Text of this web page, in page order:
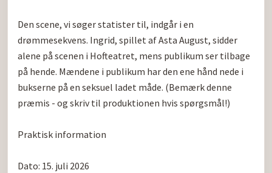
Den scene, vi søger statister til, indgår i en
drømmesekvens. Ingrid, spillet af Asta August, sidder
alene på scenen i Hofteatret, mens publikum ser tilbage
på hende. Mændene i publikum har den ene hånd nede i
bukserne på en seksuel ladet måde. (Bemærk denne
præmis - og skriv til produktionen hvis spørgsmål!)
Praktisk information
Dato: 15. juli 2026